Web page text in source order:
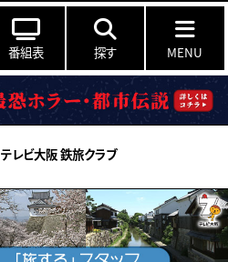
番組表 探す MENU
テレビ大阪 鉄旅クラブ